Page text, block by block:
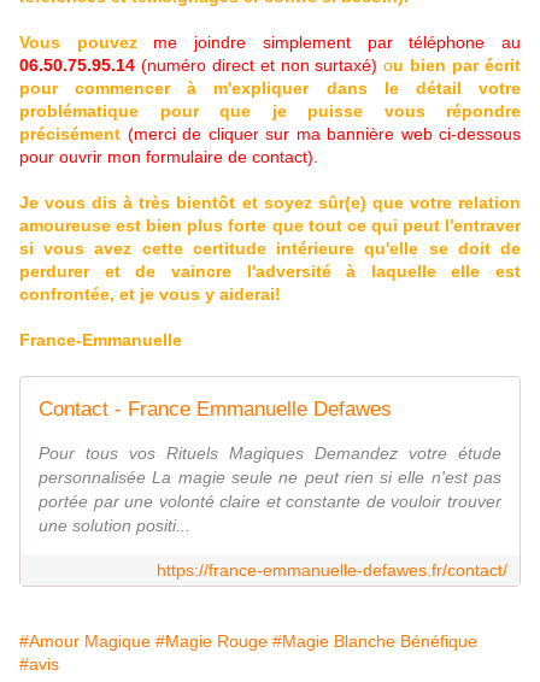
Vous pouvez me joindre simplement par téléphone au
06.50.75.95.14 (numéro direct et non surtaxé) ou bien par écrit
pour commencer à m'expliquer dans le détail votre
problématique pour que je puisse vous répondre
précisément (merci de cliquer sur ma bannière web ci-dessous
pour ouvrir mon formulaire de contact).
Je vous dis à très bientôt et soyez sûr(e) que votre relation
amoureuse est bien plus forte que tout ce qui peut l'entraver
si vous avez cette certitude intérieure qu'elle se doit de
perdurer et de vaincre l'adversité à laquelle elle est
confrontée, et je vous y aiderai!
France-Emmanuelle
Contact - France Emmanuelle Defawes
Pour tous vos Rituels Magiques Demandez votre étude
personnalisée La magie seule ne peut rien si elle n'est pas
portée par une volonté claire et constante de vouloir trouver
une solution positi...
https://france-emmanuelle-defawes.fr/contact/
#Amour Magique #Magie Rouge #Magie Blanche Bénéfique
#avis